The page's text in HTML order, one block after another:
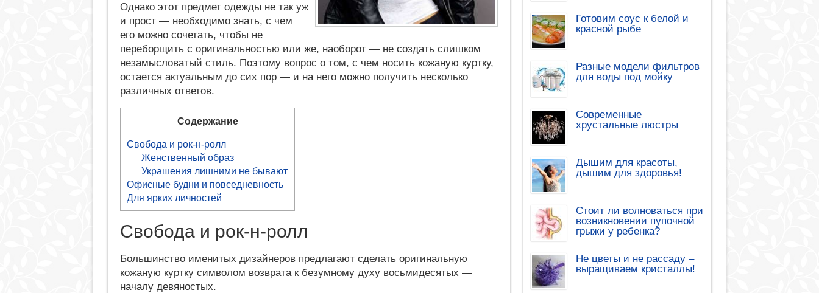
Однако этот предмет одежды не так уж
и прост — необходимо знать, с чем
его можно сочетать, чтобы не
переборщить с оригинальностью или же, наоборот — не создать слишком
незамысловатый стиль. Поэтому вопрос о том, с чем носить кожаную куртку,
остается актуальным до сих пор — и на него можно получить несколько
различных ответов.
Содержание
Свобода и рок-н-ролл
Женственный образ
Украшения лишними не бывают
Офисные будни и повседневность
Для ярких личностей
Свобода и рок-н-ролл
Большинство именитых дизайнеров предлагают сделать оригинальную
кожаную куртку символом возврата к безумному духу восьмидесятых —
началу девяностых.
Готовим соус к белой и
красной рыбе
Разные модели фильтров
для воды под мойку
Современные
хрустальные люстры
Дышим для красоты,
дышим для здоровья!
Стоит ли волноваться при
возникновении пупочной
грыжи у ребенка?
Не цветы и не рассаду –
выращиваем кристаллы!